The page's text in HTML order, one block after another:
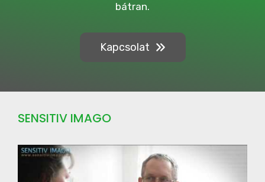
bátran.
Kapcsolat
SENSITIV IMAGO